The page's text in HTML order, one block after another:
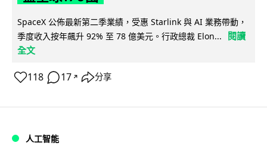
SpaceX 公佈最新第二季業績，受惠 Starlink 與 AI 業務帶動，
季度收入按年飆升 92% 至 78 億美元。行政總裁 Elon...
閱讀
全文
118 17 ↗ 分享
人工智能